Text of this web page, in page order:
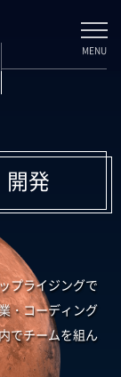
MENU
開発
プライジングで
・コーディング
でチームを組ん